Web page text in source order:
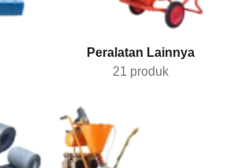
Peralatan Lainnya
21 produk